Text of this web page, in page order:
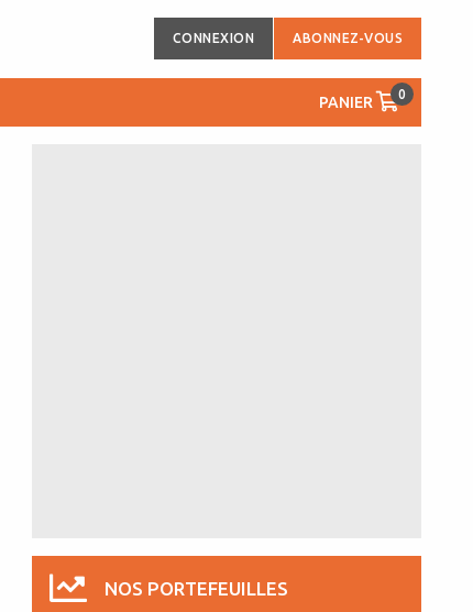
CONNEXION ABONNEZ-VOUS
PANIER 0
NOS PORTEFEUILLES